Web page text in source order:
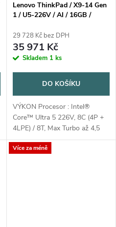
Lenovo ThinkPad / X9-14 Gen
1 / U5-226V / AI / 16GB /
3yPremier / Win11 Pro / šedá
29 728 Kč bez DPH
35 971 Kč
Skladem 1 ks
DO KOŠÍKU
VÝKON Procesor : Intel®
Core™ Ultra 5 226V, 8C (4P +
4LPE) / 8T, Max Turbo až 4,5
GHz, 8 MB Kategorie AI PC :
Copilot + PC NPU : Integrovaný
Více za méně